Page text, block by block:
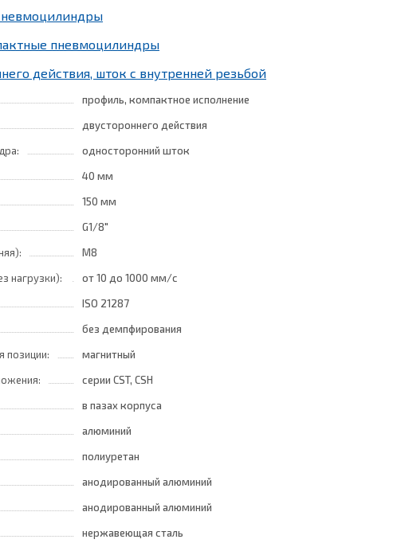
пневмоцилиндры
действия, шток с внутренней резьбой
профиль, компактное исполнение
двустороннего действия
односторонний шток
40 мм
150 мм
G1/8"
M8
нагрузки):
от 10 до 1000 мм/с
ISO 21287
без демпфирования
позиции:
магнитный
серии CST, CSH
в пазах корпуса
алюминий
полиуретан
анодированный алюминий
анодированный алюминий
нержавеющая сталь